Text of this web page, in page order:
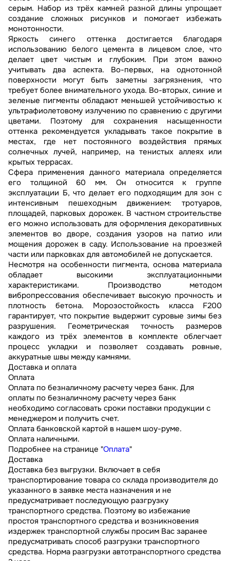
серым. Набор из трёх камней разной длины упрощает
создание сложных рисунков и помогает избежать
монотонности.
Яркость синего оттенка достигается благодаря
использованию белого цемента в лицевом слое, что
делает цвет чистым и глубоким. При этом важно
учитывать два аспекта. Во-первых, на однотонной
поверхности могут быть заметны загрязнения, что
требует более внимательного ухода. Во-вторых, синие и
зеленые пигменты обладают меньшей устойчивостью к
ультрафиолетовому излучению по сравнению с другими
цветами. Поэтому для сохранения насыщенности
оттенка рекомендуется укладывать такое покрытие в
местах, где нет постоянного воздействия прямых
солнечных лучей, например, на тенистых аллеях или
крытых террасах.
Сфера применения данного материала определяется
его толщиной 60 мм. Он относится к группе
эксплуатации Б, что делает его подходящим для зон с
интенсивным пешеходным движением: тротуаров,
площадей, парковых дорожек. В частном строительстве
его можно использовать для оформления декоративных
элементов во дворе, создания узоров на патио или
мощения дорожек в саду. Использование на проезжей
части или парковках для автомобилей не допускается.
Несмотря на особенности пигмента, основа материала
обладает высокими эксплуатационными
характеристиками. Производство методом
вибропрессования обеспечивает высокую прочность и
плотность бетона. Морозостойкость класса F200
гарантирует, что покрытие выдержит суровые зимы без
разрушения. Геометрическая точность размеров
каждого из трёх элементов в комплекте облегчает
процесс укладки и позволяет создавать ровные,
аккуратные швы между камнями.
Доставка и оплата
Оплата
Оплата по безналичному расчету через банк. Для
оплаты по безналичному расчету через банк
необходимо согласовать сроки поставки продукции с
менеджером и получить счет.
Оплата банковской картой в нашем шоу-руме.
Оплата наличными.
Подробнее на странице "Оплата"
Доставка
Доставка без выгрузки. Включает в себя
транспортирование товара со склада производителя до
указанного в заявке места назначения и не
предусматривает последующую разгрузку
транспортного средства. Поэтому во избежание
простоя транспортного средства и возникновения
издержек транспортной службы просим Вас заранее
предусматривать способ разгрузки транспортного
средства. Норма разгрузки автотранспортного средства